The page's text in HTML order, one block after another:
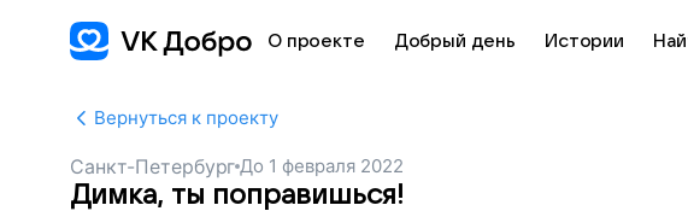
О проекте Добрый день Истории
Вернуться к проекту
Санкт-Петербург До 1 февраля 2022
Димка, ты поправишься!